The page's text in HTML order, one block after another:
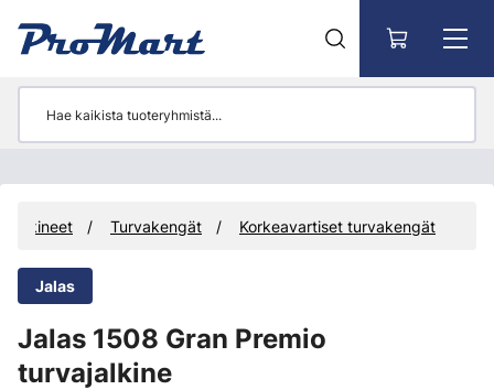
Jalkineet Turvakengät Korkeavartiset turvakengät
Jalas
Jalas 1508 Gran Premio
turvajalkine